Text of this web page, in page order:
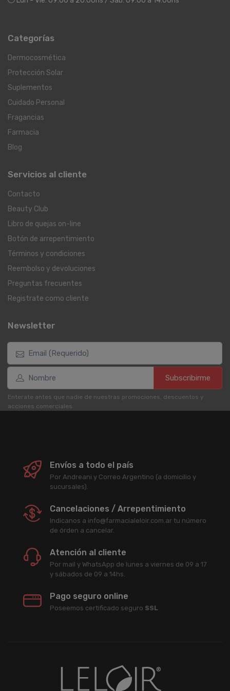
Categorías
Dermocosmética
Protección Solar
Suplementos
Cuidado Personal
Fragancias
Farmacia
Blog
Servicios al cliente
Contacto
Beauty Club
Libro de quejas on-line
Botón de arrepentimiento
Términos y condiciones
Reembolso y devoluciones
Preguntas frecuentes
Registrate como cliente
Newsletter
Subscribirme
Enterate antes que nadie de nuestras promociones, descuentos y
acciones comerciales.
Envíos a todo el país
Por Andreani y Correo Argentino (a domicilio y
sucursales).
Cancelaciones / Arrepentimiento
Indicanos a info@farmacialeloir.com.ar tu número
de órden a cancelar.
Atención al cliente
Por mail y WhatsApp de lunes a viernes de 09 a 17
y sábados de 09 a 14hs.
Pago seguro online
Poseemos certificado seguro SSL